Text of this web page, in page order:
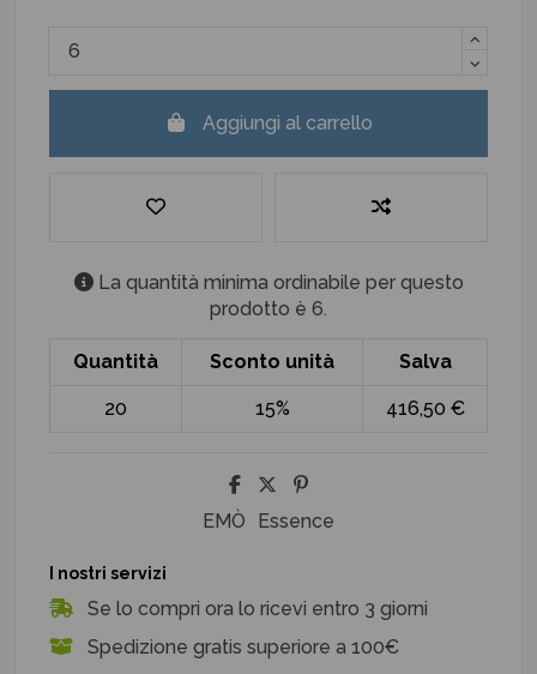
Aggiungi al carrello
La quantità minima ordinabile per questo
prodotto è 6.
Quantità Sconto unità Salva
20 15% 416,50 €
EMÒ Essence
I nostri servizi
Se lo compri ora lo ricevi entro 3 giorni
Spedizione gratis superiore a 100€